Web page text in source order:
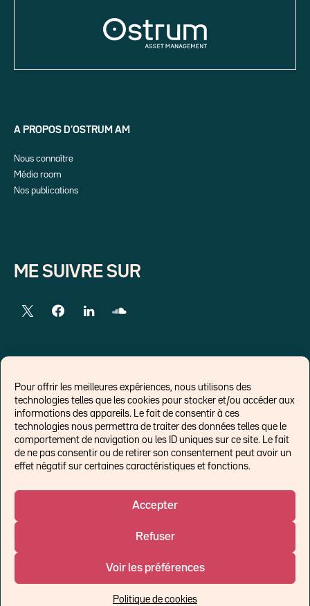
Pour offrir les meilleures expériences, nous utilisons des
technologies telles que les cookies pour stocker et/ou accéder aux
informations des appareils. Le fait de consentir à ces
technologies nous permettra de traiter des données telles que le
comportement de navigation ou les ID uniques sur ce site. Le fait
de ne pas consentir ou de retirer son consentement peut avoir un
effet négatif sur certaines caractéristiques et fonctions.
Accepter
Refuser
Voir les préférences
Politique de cookies
A PROPOS D’OSTRUM AM
Nous connaître
Média room
Nos publications
ME SUIVRE SUR
LIENS EXTERNES
Chroniques pour Forbes
Economistes
Think tank
Politique de cookies (UE)
Un affilié de :